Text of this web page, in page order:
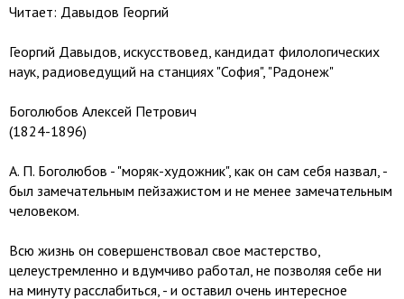
Читает: Давыдов Георгий
Георгий Давыдов, искусствовед, кандидат филологических
наук, радиоведущий на станциях "София", "Радонеж"
Боголюбов Алексей Петрович
(1824-1896)
А. П. Боголюбов - "моряк-художник", как он сам себя назвал, -
был замечательным пейзажистом и не менее замечательным
человеком.
Всю жизнь он совершенствовал свое мастерство,
целеустремленно и вдумчиво работал, не позволяя себе ни
на минуту расслабиться, - и оставил очень интересное